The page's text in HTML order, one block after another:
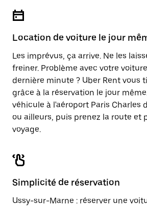
Location de voiture le jour
Les imprévus, ça arrive. Ne les
freiner. Problème avec votre
dernière minute ? Uber Rent vous
grâce à la réservation le jour
véhicule à l'aéroport Paris Charles
ou ailleurs, puis prenez la route et
voyage.
Simplicité de réservation
Ussy-sur-Marne : réserver une